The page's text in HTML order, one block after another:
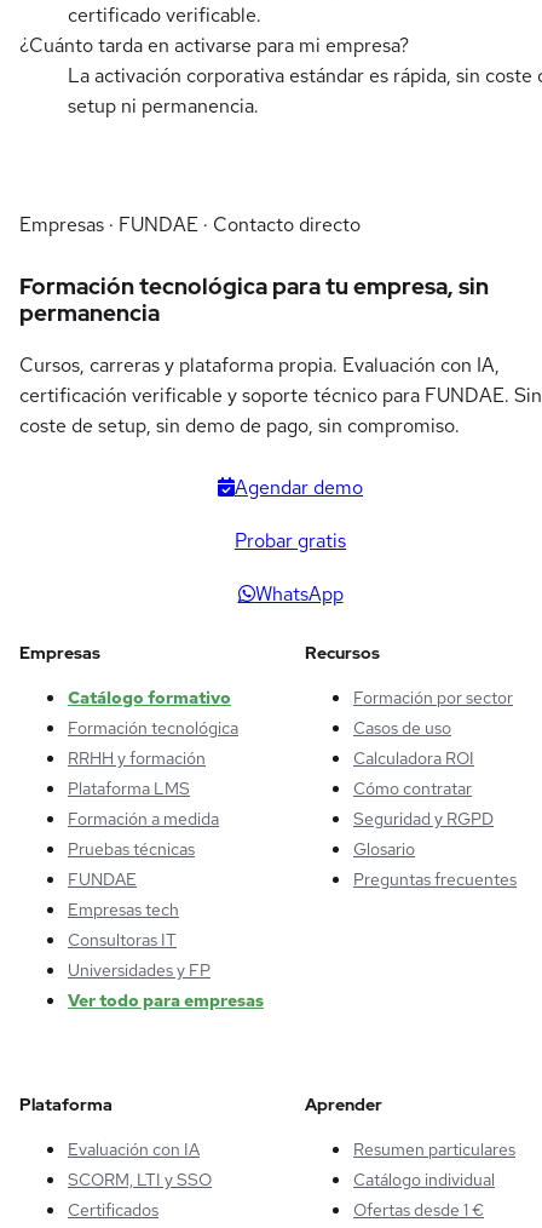
certificado verificable.
¿Cuánto tarda en activarse para mi empresa?
La activación corporativa estándar es rápida, sin coste
setup ni permanencia.
Empresas · FUNDAE · Contacto directo
Formación tecnológica para tu empresa, sin
permanencia
Cursos, carreras y plataforma propia. Evaluación con IA,
certificación verificable y soporte técnico para FUNDAE. Sin
coste de setup, sin demo de pago, sin compromiso.
Agendar demo
Probar gratis
WhatsApp
Empresas
Catálogo formativo
Formación tecnológica
RRHH y formación
Plataforma LMS
Formación a medida
Pruebas técnicas
FUNDAE
Empresas tech
Consultoras IT
Universidades y FP
Ver todo para empresas
Recursos
Formación por sector
Casos de uso
Calculadora ROI
Cómo contratar
Seguridad y RGPD
Glosario
Preguntas frecuentes
Plataforma
Evaluación con IA
SCORM, LTI y SSO
Certificados
Aprender
Resumen particulares
Catálogo individual
Ofertas desde 1 €